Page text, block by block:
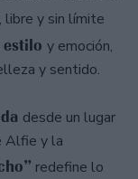
, libre y sin límite
estilo y emoción,
y sentido.
desde un lugar
Alfie y la
redefine lo